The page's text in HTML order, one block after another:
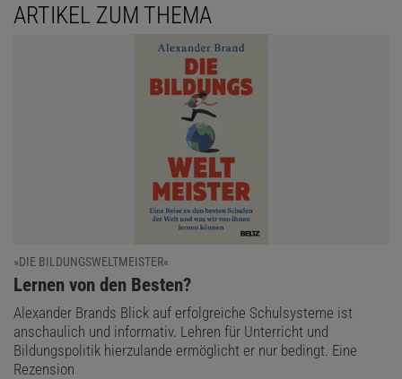
ARTIKEL ZUM THEMA
»DIE BILDUNGSWELTMEISTER«
:
Lernen von den Besten?
Alexander Brands Blick auf erfolgreiche Schulsysteme ist
anschaulich und informativ. Lehren für Unterricht und
Bildungspolitik hierzulande ermöglicht er nur bedingt. Eine
Rezension